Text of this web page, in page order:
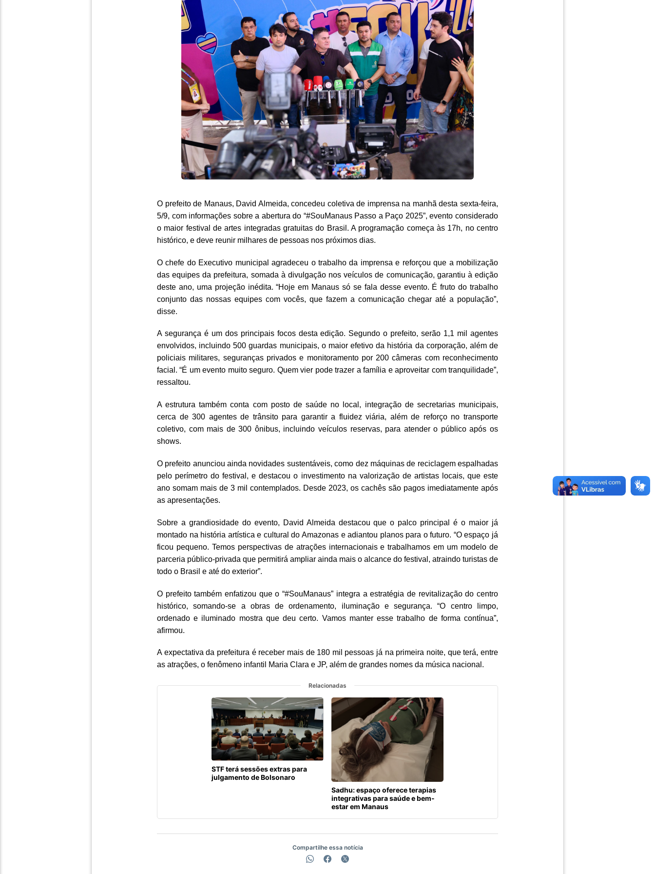
O prefeito de Manaus, David Almeida, concedeu coletiva de imprensa na manhã desta sexta-feira,
5/9, com informações sobre a abertura do “#SouManaus Passo a Paço 2025”, evento considerado
o maior festival de artes integradas gratuitas do Brasil. A programação começa às 17h, no centro
histórico, e deve reunir milhares de pessoas nos próximos dias.
O chefe do Executivo municipal agradeceu o trabalho da imprensa e reforçou que a mobilização
das equipes da prefeitura, somada à divulgação nos veículos de comunicação, garantiu à edição
deste ano, uma projeção inédita. “Hoje em Manaus só se fala desse evento. É fruto do trabalho
conjunto das nossas equipes com vocês, que fazem a comunicação chegar até a população”,
disse.
A segurança é um dos principais focos desta edição. Segundo o prefeito, serão 1,1 mil agentes
envolvidos, incluindo 500 guardas municipais, o maior efetivo da história da corporação, além de
policiais militares, seguranças privados e monitoramento por 200 câmeras com reconhecimento
facial. “É um evento muito seguro. Quem vier pode trazer a família e aproveitar com tranquilidade”,
ressaltou.
A estrutura também conta com posto de saúde no local, integração de secretarias municipais,
cerca de 300 agentes de trânsito para garantir a fluidez viária, além de reforço no transporte
coletivo, com mais de 300 ônibus, incluindo veículos reservas, para atender o público após os
shows.
O prefeito anunciou ainda novidades sustentáveis, como dez máquinas de reciclagem espalhadas
pelo perímetro do festival, e destacou o investimento na valorização de artistas locais, que este
ano somam mais de 3 mil contemplados. Desde 2023, os cachês são pagos imediatamente após
as apresentações.
Sobre a grandiosidade do evento, David Almeida destacou que o palco principal é o maior já
montado na história artística e cultural do Amazonas e adiantou planos para o futuro. “O espaço já
ficou pequeno. Temos perspectivas de atrações internacionais e trabalhamos em um modelo de
parceria público-privada que permitirá ampliar ainda mais o alcance do festival, atraindo turistas de
todo o Brasil e até do exterior”.
O prefeito também enfatizou que o “#SouManaus” integra a estratégia de revitalização do centro
histórico, somando-se a obras de ordenamento, iluminação e segurança. “O centro limpo,
ordenado e iluminado mostra que deu certo. Vamos manter esse trabalho de forma contínua”,
afirmou.
A expectativa da prefeitura é receber mais de 180 mil pessoas já na primeira noite, que terá, entre
as atrações, o fenômeno infantil Maria Clara e JP, além de grandes nomes da música nacional.
Relacionadas
STF terá sessões extras para
julgamento de Bolsonaro
Sadhu: espaço oferece terapias
integrativas para saúde e bem-
estar em Manaus
Compartilhe essa notícia